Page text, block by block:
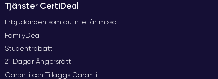
Tjänster CertiDeal
Erbjudanden som du inte får missa
FamilyDeal
Studentrabatt
21 Dagar Ångersrätt
Garanti och Tilläggs Garanti